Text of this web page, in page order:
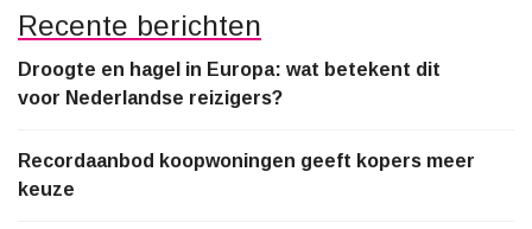
Recente berichten
Droogte en hagel in Europa: wat betekent dit
voor Nederlandse reizigers?
Recordaanbod koopwoningen geeft kopers meer
keuze